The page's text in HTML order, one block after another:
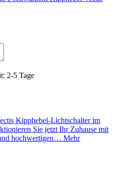
2-5 Tage
Kipphebel-Lichtschalter im
Sie jetzt Ihr Zuhause mit
hochwertigen… Mehr